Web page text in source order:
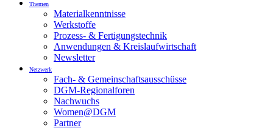
Themen
Materialkenntnisse
Werkstoffe
Prozess- & Fertigungstechnik
Anwendungen & Kreislaufwirtschaft
Newsletter
Netzwerk
Fach- & Gemeinschaftsausschüsse
DGM-Regionalforen
Nachwuchs
Women@DGM
Partner